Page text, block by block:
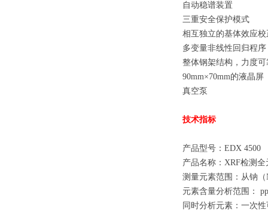
自动稳谱装置
三重安全保护模式
相互独立的基体效应
多变量非线性回归程序
整体钢架结构，力度
90mm×70mm的液晶屏
真空泵
技术指标
产品型号：EDX 4500
产品名称：XRF检测全
测量元素范围：从钠
元素含量分析范围：
同时分析元素：一次